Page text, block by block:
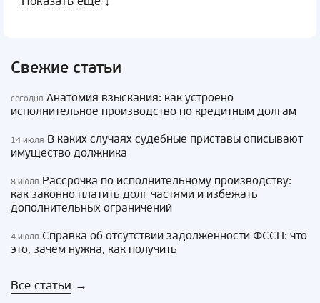
Свежие статьи
сегодня Анатомия взыскания: как устроено
исполнительное производство по кредитным долгам
14 июля В каких случаях судебные приставы описывают
имущество должника
8 июля Рассрочка по исполнительному производству:
как законно платить долг частями и избежать
дополнительных ограничений
4 июля Справка об отсутствии задолженности ФССП: что
это, зачем нужна, как получить
Все статьи →